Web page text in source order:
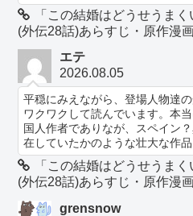
「この結婚はどうせうま
(外伝28話)あらすじ・原作漫
エテ
2026.08.05
平穏にみえながら、登場人物達
ワクワクして読んでいます。本
国人作者でありなが、スペイン
在していたかのような壮大な作
「この結婚はどうせうま
(外伝28話)あらすじ・原作漫
grensnow